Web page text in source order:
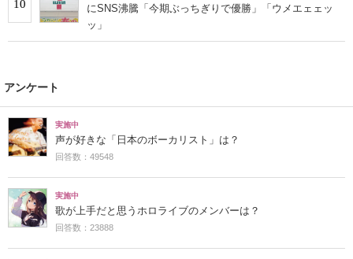
10
にSNS沸騰「今期ぶっちぎりで優勝」「ウメエェェッ
ッ」
アンケート
実施中
声が好きな「日本のボーカリスト」は？
回答数：49548
実施中
歌が上手だと思うホロライブのメンバーは？
回答数：23888